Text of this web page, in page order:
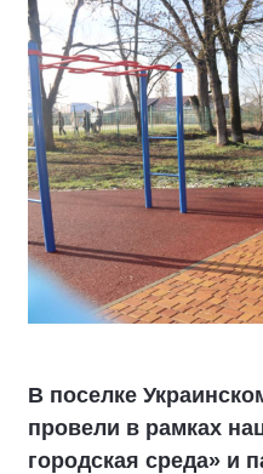
В поселке
провели в рамках
городская среда» и